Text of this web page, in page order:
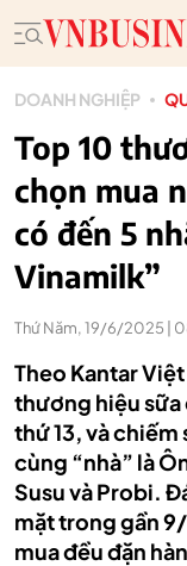
DOANH NGHIỆP
Top 10
chọn mua
có đến 5
Vinamilk”
Thứ Năm, 19/6/2025 |
Theo Kantar
thương hiệu sữa
thứ 13, và chiếm
cùng “nhà” là
Susu và Probi.
mặt trong gần
mua đều đặn